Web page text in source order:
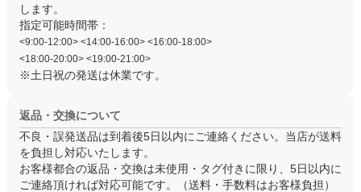
します。
指定可能時間帯：
<9:00-12:00> <14:00-16:00> <16:00-18:00>
<18:00-20:00> <19:00-21:00>
※土日祝の発送は休業です。
返品・交換について
不良・誤発送品は到着後5日以内にご連絡ください。当店が送料
を負担し対応いたします。
お客様都合の返品・交換は未使用・タグ付き に限り、5日以内に
ご連絡頂ければ対応可能です。（送料・手数料はお客様負担）